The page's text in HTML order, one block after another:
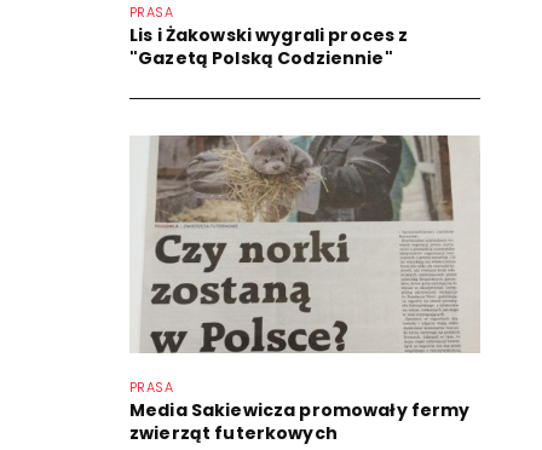
PRASA
Lis i Żakowski wygrali proces z
"Gazetą Polską Codziennie"
PRASA
Media Sakiewicza promowały fermy
zwierząt futerkowych